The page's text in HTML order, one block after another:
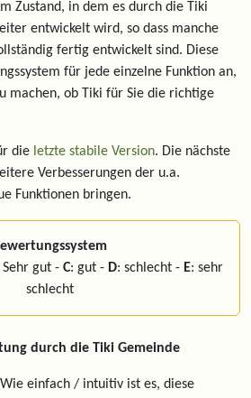
Zustand, in dem es durch die Tiki
entwickelt wird, so dass manche
fertig entwickelt sind. Diese
für jede einzelne Funktion an,
machen, ob Tiki für Sie die richtige
die letzte stabile Version. Die nächste
Verbesserungen der u.a.
Funktionen bringen.
Sehr gut - C: gut - D: schlecht - E: sehr
schlecht
durch die Tiki Gemeinde
einfach / intuitiv ist es, diese